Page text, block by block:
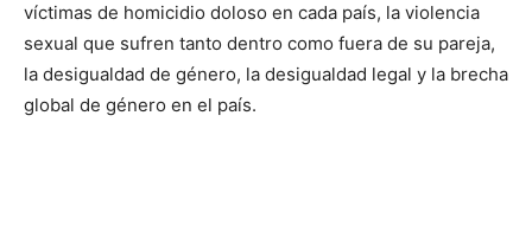
víctimas de homicidio doloso en cada país, la violencia
sexual que sufren tanto dentro como fuera de su pareja,
la desigualdad de género, la desigualdad legal y la brecha
global de género en el país.